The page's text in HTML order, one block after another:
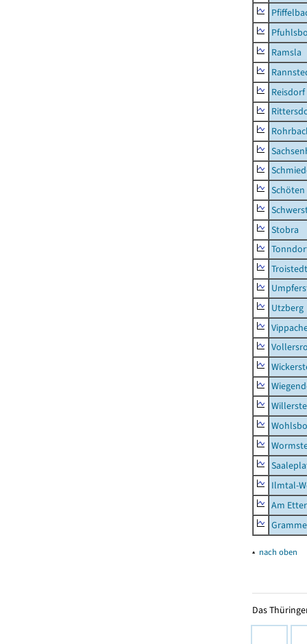
Ramsla
Reisdorf
Schöten
Stobra
Troistedt
Utzberg
Ilmtal-
Am
▴ nach oben
Das